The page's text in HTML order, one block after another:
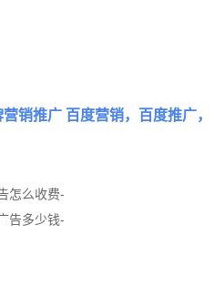
销推广 百度营销，百度推广，
怎么收费-
告多少钱-